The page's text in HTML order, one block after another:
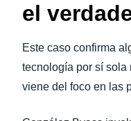
el
Este caso confirma
tecnología por sí sola
viene del foco en las